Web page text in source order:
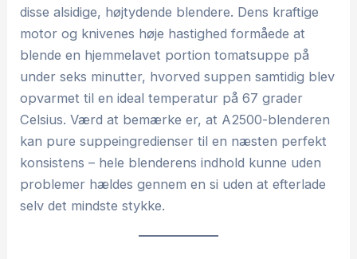
disse alsidige, højtydende blendere. Dens kraftige
motor og knivenes høje hastighed formåede at
blende en hjemmelavet portion tomatsuppe på
under seks minutter, hvorved suppen samtidig blev
opvarmet til en ideal temperatur på 67 grader
Celsius. Værd at bemærke er, at A2500-blenderen
kan pure suppeingredienser til en næsten perfekt
konsistens – hele blenderens indhold kunne uden
problemer hældes gennem en si uden at efterlade
selv det mindste stykke.